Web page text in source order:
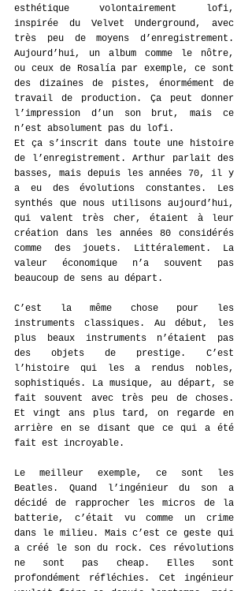
esthétique volontairement lofi,
inspirée du Velvet Underground, avec
très peu de moyens d’enregistrement.
Aujourd’hui, un album comme le nôtre,
ou ceux de Rosalía par exemple, ce sont
des dizaines de pistes, énormément de
travail de production. Ça peut donner
l’impression d’un son brut, mais ce
n’est absolument pas du lofi.
Et ça s’inscrit dans toute une histoire
de l’enregistrement. Arthur parlait des
basses, mais depuis les années 70, il y
a eu des évolutions constantes. Les
synthés que nous utilisons aujourd’hui,
qui valent très cher, étaient à leur
création dans les années 80 considérés
comme des jouets. Littéralement. La
valeur économique n’a souvent pas
beaucoup de sens au départ.
C’est la même chose pour les
instruments classiques. Au début, les
plus beaux instruments n’étaient pas
des objets de prestige. C’est
l’histoire qui les a rendus nobles,
sophistiqués. La musique, au départ, se
fait souvent avec très peu de choses.
Et vingt ans plus tard, on regarde en
arrière en se disant que ce qui a été
fait est incroyable.
Le meilleur exemple, ce sont les
Beatles. Quand l’ingénieur du son a
décidé de rapprocher les micros de la
batterie, c’était vu comme un crime
dans le milieu. Mais c’est ce geste qui
a créé le son du rock. Ces révolutions
ne sont pas cheap. Elles sont
profondément réfléchies. Cet ingénieur